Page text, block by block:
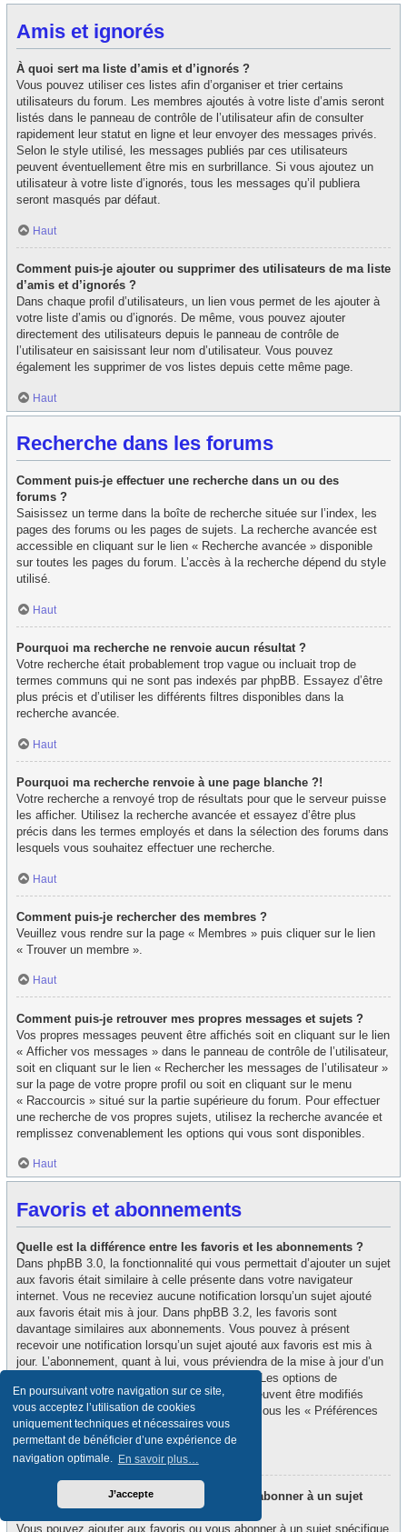
En poursuivant votre navigation sur ce site,
vous acceptez l’utilisation de cookies
uniquement techniques et nécessaires vous
permettant de bénéficier d’une expérience de
navigation optimale. En savoir plus…
J’accepte
Amis et ignorés
À quoi sert ma liste d’amis et d’ignorés ?
Vous pouvez utiliser ces listes afin d’organiser et trier certains
utilisateurs du forum. Les membres ajoutés à votre liste d’amis seront
listés dans le panneau de contrôle de l’utilisateur afin de consulter
rapidement leur statut en ligne et leur envoyer des messages privés.
Selon le style utilisé, les messages publiés par ces utilisateurs
peuvent éventuellement être mis en surbrillance. Si vous ajoutez un
utilisateur à votre liste d’ignorés, tous les messages qu’il publiera
seront masqués par défaut.
Haut
Comment puis-je ajouter ou supprimer des utilisateurs de ma liste
d’amis et d’ignorés ?
Dans chaque profil d’utilisateurs, un lien vous permet de les ajouter à
votre liste d’amis ou d’ignorés. De même, vous pouvez ajouter
directement des utilisateurs depuis le panneau de contrôle de
l’utilisateur en saisissant leur nom d’utilisateur. Vous pouvez
également les supprimer de vos listes depuis cette même page.
Haut
Recherche dans les forums
Comment puis-je effectuer une recherche dans un ou des
forums ?
Saisissez un terme dans la boîte de recherche située sur l’index, les
pages des forums ou les pages de sujets. La recherche avancée est
accessible en cliquant sur le lien « Recherche avancée » disponible
sur toutes les pages du forum. L’accès à la recherche dépend du style
utilisé.
Haut
Pourquoi ma recherche ne renvoie aucun résultat ?
Votre recherche était probablement trop vague ou incluait trop de
termes communs qui ne sont pas indexés par phpBB. Essayez d’être
plus précis et d’utiliser les différents filtres disponibles dans la
recherche avancée.
Haut
Pourquoi ma recherche renvoie à une page blanche ?!
Votre recherche a renvoyé trop de résultats pour que le serveur puisse
les afficher. Utilisez la recherche avancée et essayez d’être plus
précis dans les termes employés et dans la sélection des forums dans
lesquels vous souhaitez effectuer une recherche.
Haut
Comment puis-je rechercher des membres ?
Veuillez vous rendre sur la page « Membres » puis cliquer sur le lien
« Trouver un membre ».
Haut
Comment puis-je retrouver mes propres messages et sujets ?
Vos propres messages peuvent être affichés soit en cliquant sur le lien
« Afficher vos messages » dans le panneau de contrôle de l’utilisateur,
soit en cliquant sur le lien « Rechercher les messages de l’utilisateur »
sur la page de votre propre profil ou soit en cliquant sur le menu
« Raccourcis » situé sur la partie supérieure du forum. Pour effectuer
une recherche de vos propres sujets, utilisez la recherche avancée et
remplissez convenablement les options qui vous sont disponibles.
Haut
Favoris et abonnements
Quelle est la différence entre les favoris et les abonnements ?
Dans phpBB 3.0, la fonctionnalité qui vous permettait d’ajouter un sujet
aux favoris était similaire à celle présente dans votre navigateur
internet. Vous ne receviez aucune notification lorsqu’un sujet ajouté
aux favoris était mis à jour. Dans phpBB 3.2, les favoris sont
davantage similaires aux abonnements. Vous pouvez à présent
recevoir une notification lorsqu’un sujet ajouté aux favoris est mis à
jour. L’abonnement, quant à lui, vous préviendra de la mise à jour d’un
forum ou d’un sujet auquel vous êtes abonné. Les options de
notification des favoris et des abonnements peuvent être modifiés
depuis le panneau de contrôle de l’utilisateur, sous les « Préférences
du forum ».
Haut
Comment puis-je ajouter aux favoris ou m’abonner à un sujet
spécifique ?
Vous pouvez ajouter aux favoris ou vous abonner à un sujet spécifique